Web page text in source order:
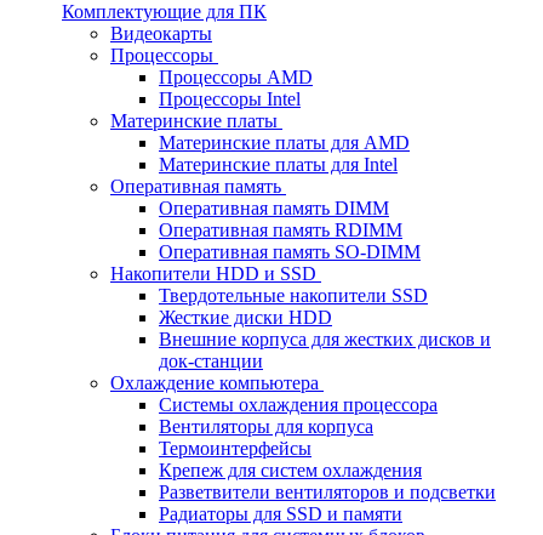
Комплектующие для ПК
Видеокарты
Процессоры
Процессоры AMD
Процессоры Intel
Материнские платы
Материнские платы для AMD
Материнские платы для Intel
Оперативная память
Оперативная память DIMM
Оперативная память RDIMM
Оперативная память SO-DIMM
Накопители HDD и SSD
Твердотельные накопители SSD
Жесткие диски HDD
Внешние корпуса для жестких дисков и
док-станции
Охлаждение компьютера
Системы охлаждения процессора
Вентиляторы для корпуса
Термоинтерфейсы
Крепеж для систем охлаждения
Разветвители вентиляторов и подсветки
Радиаторы для SSD и памяти